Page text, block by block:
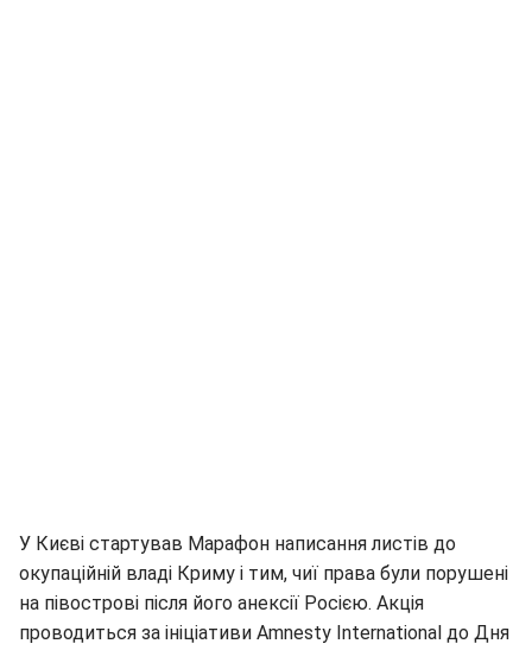
У Києві стартував Марафон написання листів до
окупаційній владі Криму і тим, чиї права були порушені
на півострові після його анексії Росією. Акція
проводиться за ініціативи Amnesty International до Дня